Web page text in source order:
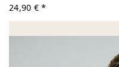
24,90 € *